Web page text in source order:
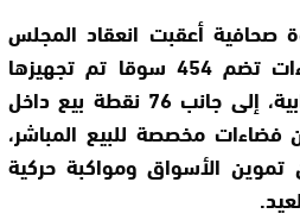
صحافية أعقبت انعقاد المجلس
الحكومي، أن هذه الفضاءات تضم 454 سوقا تم تجهيزها
بتنسيق مع الجماعات الترابية، إلى جانب 76 نقطة بيع داخل
فضاءات مخصصة للبيع المباشر،
الأسواق ومواكبة حركية